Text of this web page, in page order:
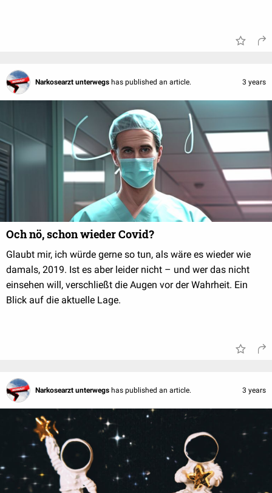
Narkosearzt unterwegs has published an article. 3 years
Och nö, schon wieder Covid?
Glaubt mir, ich würde gerne so tun, als wäre es wieder wie
damals, 2019. Ist es aber leider nicht – und wer das nicht
einsehen will, verschließt die Augen vor der Wahrheit. Ein
Blick auf die aktuelle Lage.
Narkosearzt unterwegs has published an article. 3 years